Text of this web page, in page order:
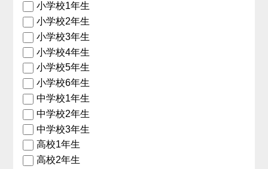
小学校1年生
小学校2年生
小学校3年生
小学校4年生
小学校5年生
小学校6年生
中学校1年生
中学校2年生
中学校3年生
高校1年生
高校2年生